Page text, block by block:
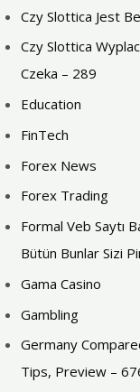
Czy Slottica Jest
Czy Slottica
Czeka – 289
Education
FinTech
Forex News
Forex Trading
Formal Veb Saytı
Bütün Bunlar Sizi
Gama Casino
Gambling
Germany
Tips, Preview –